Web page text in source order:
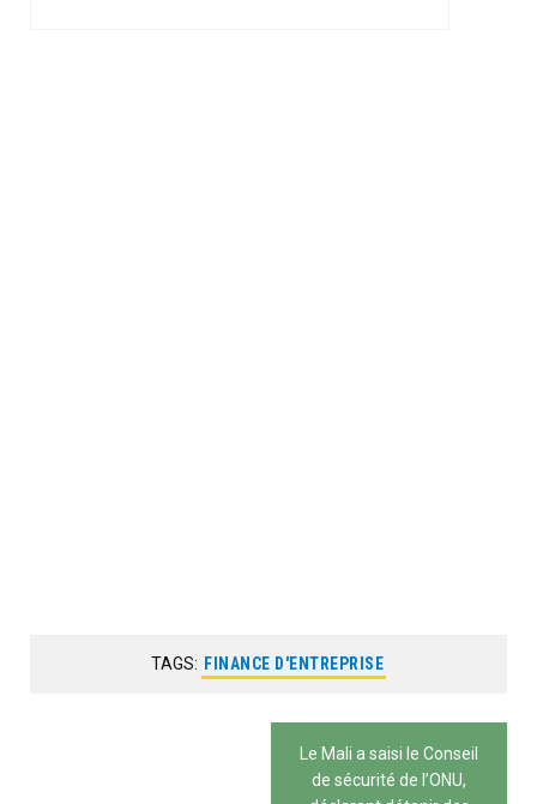
TAGS: FINANCE D'ENTREPRISE
Le Mali a saisi le Conseil
de sécurité de l’ONU,